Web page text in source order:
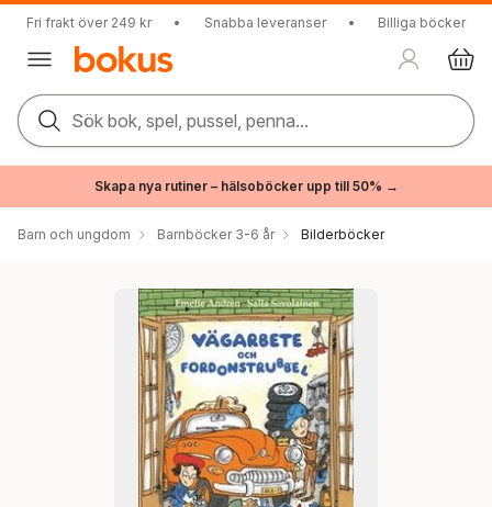
Fri frakt över 249 kr • Snabba leveranser • Billiga böcker
Sök bok, spel, pussel, penna...
Skapa nya rutiner – hälsoböcker upp till 50% →
Barn och ungdom Barnböcker 3-6 år Bilderböcker